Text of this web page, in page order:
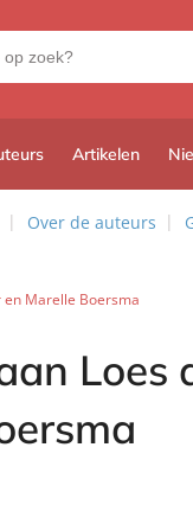
Artikelen
Over de auteurs
Marelle Boersma
Loes